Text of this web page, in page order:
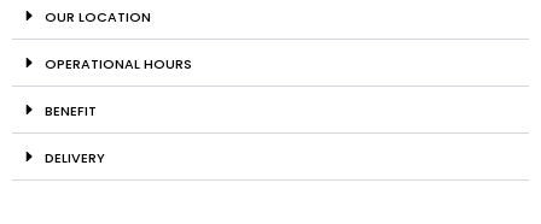
OUR LOCATION
OPERATIONAL HOURS
BENEFIT
DELIVERY